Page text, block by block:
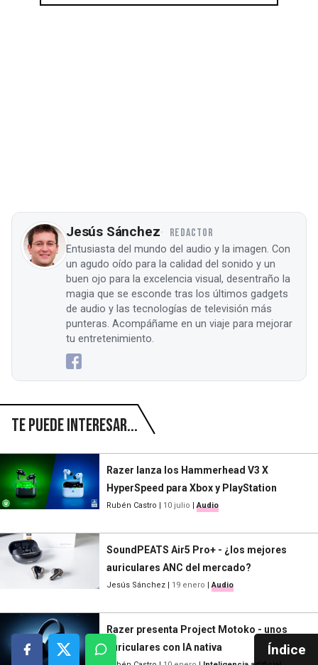
Jesús Sánchez REDACTOR
Entusiasta del mundo del audio y la imagen. Con
un agudo oído para la calidad del sonido y un
buen ojo para la excelencia visual, desentraño la
magia que se esconde tras los últimos gadgets
de audio y las tecnologías de televisión más
punteras. Acompáñame en un viaje para mejorar
tu entretenimiento.
Te puede interesar...
Razer lanza los Hammerhead V3 X
HyperSpeed para Xbox y PlayStation
Rubén Castro | 10 julio | Audio
SoundPEATS Air5 Pro+ - ¿los mejores
auriculares ANC del mercado?
Jesús Sánchez | 19 enero | Audio
Razer presenta Project Motoko - unos
auriculares con IA nativa
Índice